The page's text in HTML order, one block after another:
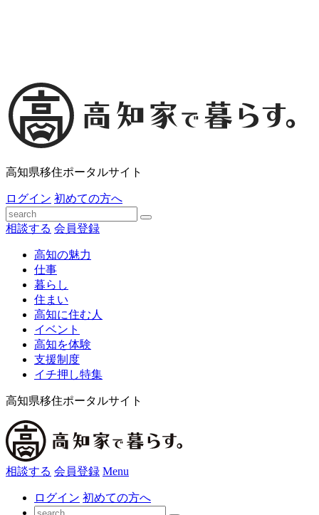
高知県移住ポータルサイト
ログイン 初めての方へ
相談する 会員登録
高知の魅力
仕事
暮らし
住まい
高知に住む人
イベント
高知を体験
支援制度
イチ押し特集
高知県移住ポータルサイト
相談する 会員登録 Menu
ログイン 初めての方へ